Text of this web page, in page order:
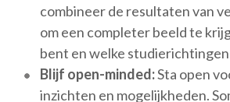
combineer de resultaten van
om een completer beeld te
bent en welke studierichtingen
Blijf open-minded:Sta open
inzichten en mogelijkheden.